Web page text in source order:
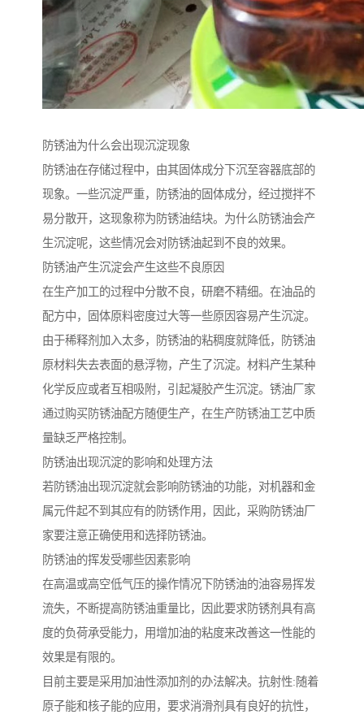
防锈油为什么会出现沉淀现象
防锈油在存储过程中，由其固体成分下沉至容器底部的
现象。一些沉淀严重，防锈油的固体成分，经过搅拌不
易分散开，这现象称为防锈油结块。为什么防锈油会产
生沉淀呢，这些情况会对防锈油起到不良的效果。
防锈油产生沉淀会产生这些不良原因
在生产加工的过程中分散不良，研磨不精细。在油品的
配方中，固体原料密度过大等一些原因容易产生沉淀。
由于稀释剂加入太多，防锈油的粘稠度就降低，防锈油
原材料失去表面的悬浮物，产生了沉淀。材料产生某种
化学反应或者互相吸附，引起凝胶产生沉淀。锈油厂家
通过购买防锈油配方随便生产，在生产防锈油工艺中质
量缺乏严格控制。
防锈油出现沉淀的影响和处理方法
若防锈油出现沉淀就会影响防锈油的功能，对机器和金
属元件起不到其应有的防锈作用，因此，采购防锈油厂
家要注意正确使用和选择防锈油。
防锈油的挥发受哪些因素影响
在高温或高空低气压的操作情况下防锈油的油容易挥发
流失，不断提高防锈油重量比，因此要求防锈剂具有高
度的负荷承受能力，用增加油的粘度来改善这一性能的
效果是有限的。
目前主要是采用加油性添加剂的办法解决。抗射性:随着
原子能和核子能的应用，要求消滑剂具有良好的抗性，